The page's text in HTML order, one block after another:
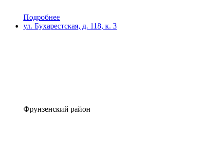
Подробнее
ул. Бухарестская, д. 118, к. 3
Фрунзенский район